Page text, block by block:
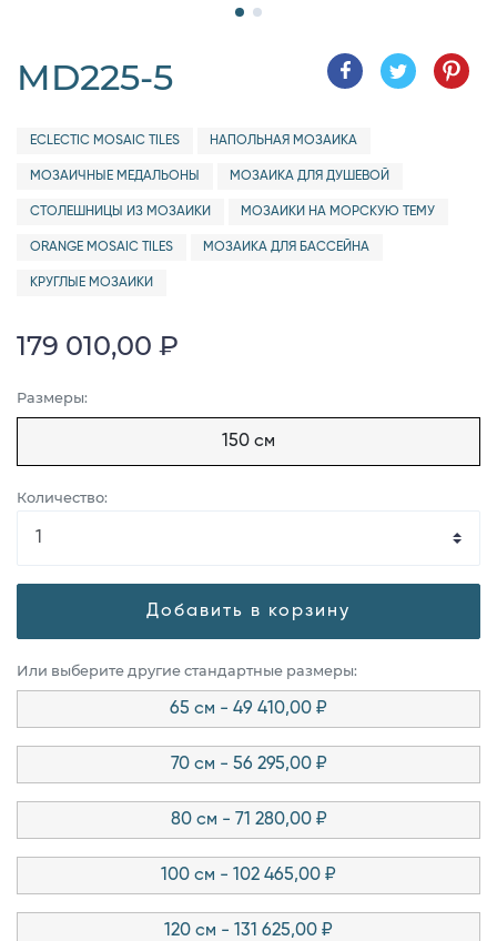
MD225-5
ECLECTIC MOSAIC TILES НАПОЛЬНАЯ МОЗАИКА
МОЗАИЧНЫЕ МЕДАЛЬОНЫ МОЗАИКА ДЛЯ ДУШЕВОЙ
СТОЛЕШНИЦЫ ИЗ МОЗАИКИ МОЗАИКИ НА МОРСКУЮ ТЕМУ
ORANGE MOSAIC TILES МОЗАИКА ДЛЯ БАССЕЙНА
КРУГЛЫЕ МОЗАИКИ
179 010,00 ₽
Размеры:
150 см
Количество:
Добавить в корзину
Или выберите другие стандартные размеры:
65 см - 49 410,00 ₽
70 см - 56 295,00 ₽
80 см - 71 280,00 ₽
100 см - 102 465,00 ₽
120 см - 131 625,00 ₽